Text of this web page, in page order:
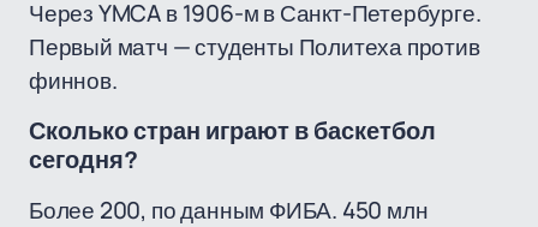
Через YMCA в 1906-м в Санкт-Петербурге.
Первый матч — студенты Политеха против
финнов.
Сколько стран играют в баскетбол
сегодня?
Более 200, по данным ФИБА. 450 млн